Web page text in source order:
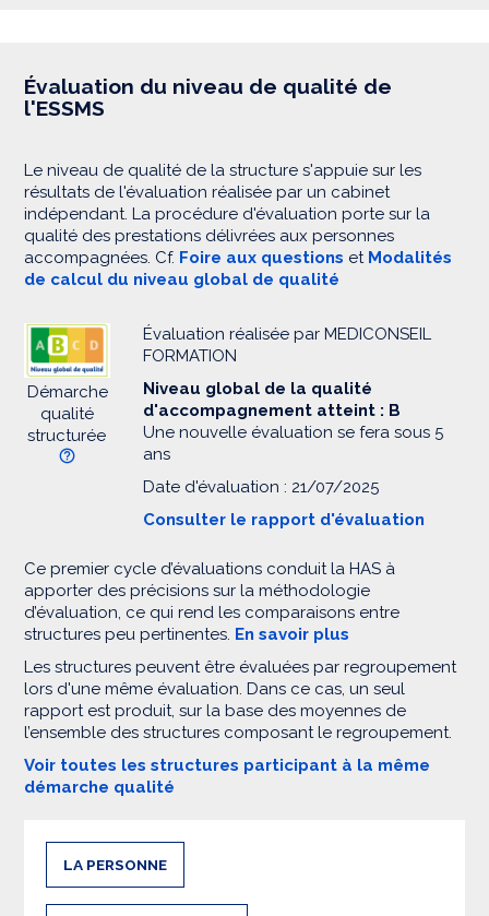
Évaluation du niveau de qualité de
l'ESSMS
Le niveau de qualité de la structure s'appuie sur les
résultats de l'évaluation réalisée par un cabinet
indépendant. La procédure d'évaluation porte sur la
qualité des prestations délivrées aux personnes
accompagnées. Cf. Foire aux questions et Modalités
de calcul du niveau global de qualité
Démarche
qualité
structurée
Évaluation réalisée par MEDICONSEIL
FORMATION
Niveau global de la qualité
d'accompagnement atteint : B
Une nouvelle évaluation se fera sous 5
ans
Date d'évaluation : 21/07/2025
Consulter le rapport d'évaluation
Ce premier cycle d’évaluations conduit la HAS à
apporter des précisions sur la méthodologie
d’évaluation, ce qui rend les comparaisons entre
structures peu pertinentes. En savoir plus
Les structures peuvent être évaluées par regroupement
lors d'une même évaluation. Dans ce cas, un seul
rapport est produit, sur la base des moyennes de
l’ensemble des structures composant le regroupement.
Voir toutes les structures participant à la même
démarche qualité
LA PERSONNE